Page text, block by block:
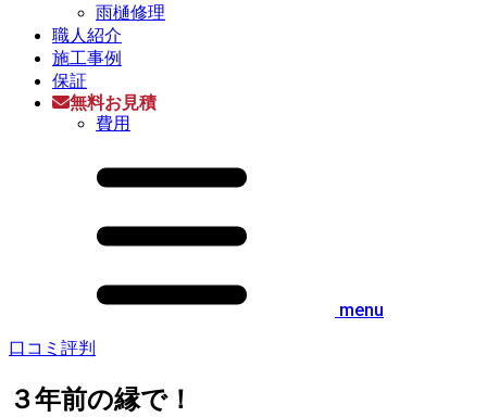
雨樋修理
職人紹介
施工事例
保証
無料お見積
費用
menu
口コミ評判
３年前の縁で！